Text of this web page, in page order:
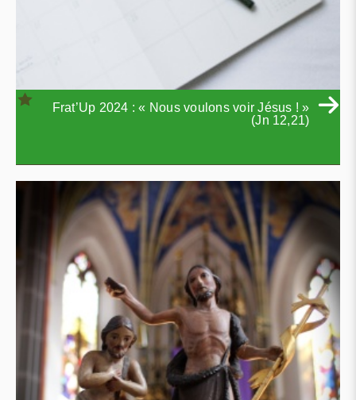
Frat’Up 2024 : « Nous voulons voir Jésus ! »
(Jn 12,21)